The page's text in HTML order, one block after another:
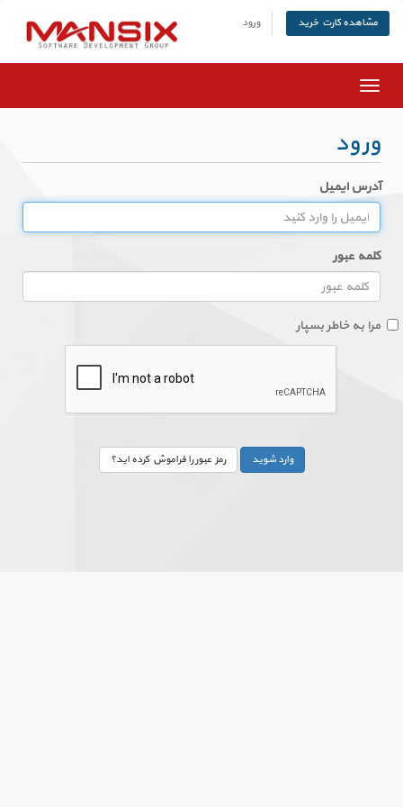
ورود مشاهده کارت خرید
تغییر
وضعیت
ورود
آدرس ایمیل
کلمه عبور
مرا به خاطر بسپار
رمز عبور را فراموش کرده اید؟